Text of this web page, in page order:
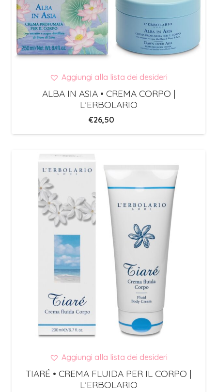
Aggiungi alla lista dei desideri
ALBA IN ASIA • CREMA CORPO |
L’ERBOLARIO
€26,50
Aggiungi alla lista dei desideri
TIARÉ • CREMA FLUIDA PER IL CORPO |
L’ERBOLARIO